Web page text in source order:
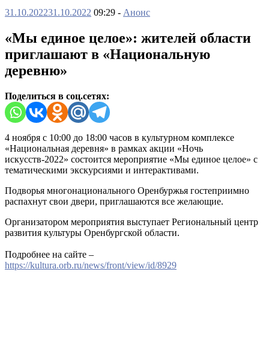
31.10.202231.10.2022 09:29 - Анонс
«Мы единое целое»: жителей области
приглашают в «Национальную
деревню»
Поделиться в соц.сетях:
4 ноября с 10:00 до 18:00 часов в культурном комплексе
«Национальная деревня» в рамках акции «Ночь
искусств-2022» состоится мероприятие «Мы единое целое» с
тематическими экскурсиями и интерактивами.
Подворья многонационального Оренбуржья гостеприимно
распахнут свои двери, приглашаются все желающие.
Организатором мероприятия выступает Региональный центр
развития культуры Оренбургской области.
Подробнее на сайте –
https://kultura.orb.ru/news/front/view/id/8929